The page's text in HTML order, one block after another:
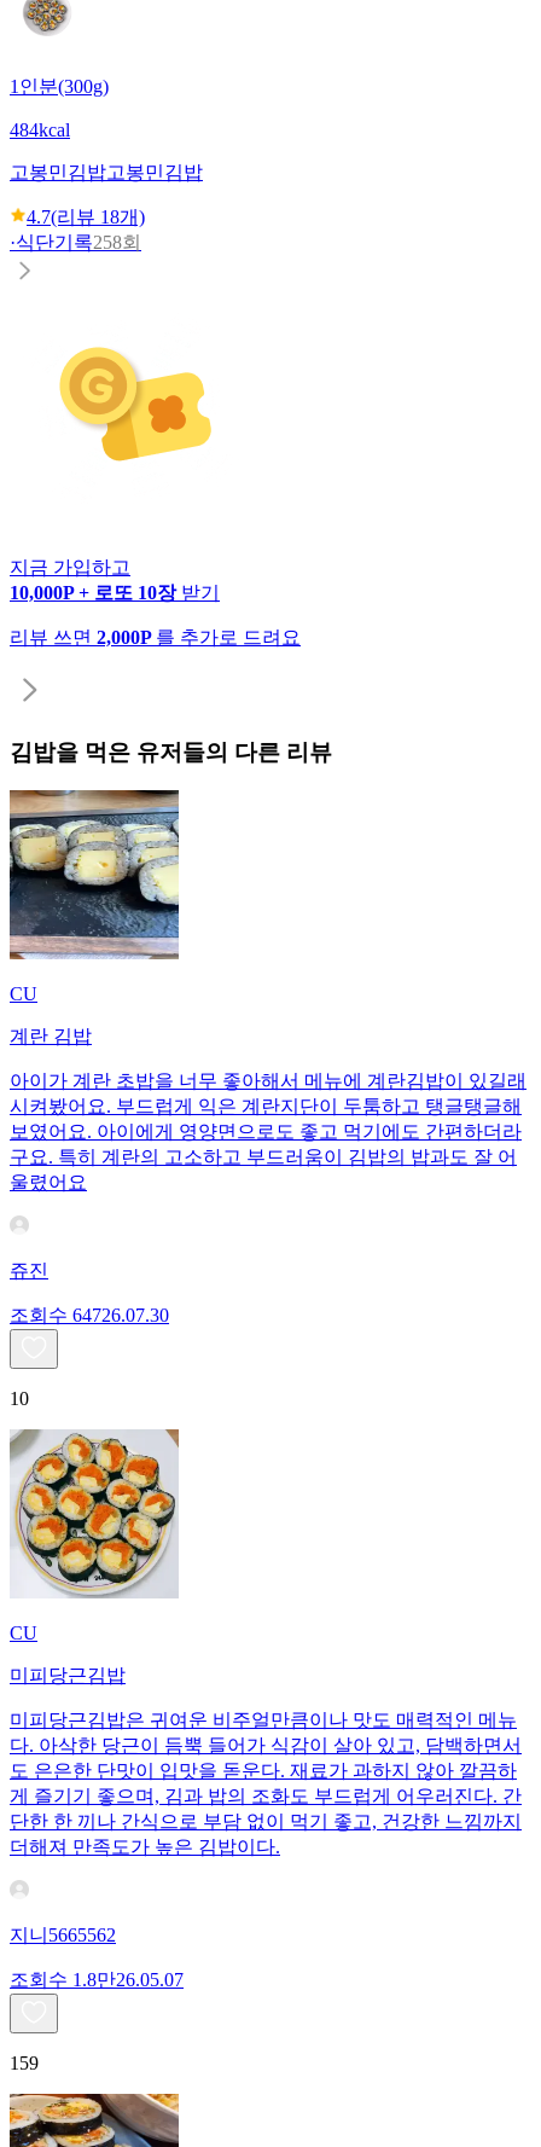
1인분(300g)
484kcal
고봉민김밥고봉민김밥
4.7(리뷰 18개)
·식단기록258회
지금 가입하고
10,000P + 로또 10장 받기
리뷰 쓰면 2,000P 를 추가로 드려요
김밥을 먹은 유저들의 다른 리뷰
CU
계란 김밥
아이가 계란 초밥을 너무 좋아해서 메뉴에 계란김밥이 있길래
시켜봤어요. 부드럽게 익은 계란지단이 두툼하고 탱글탱글해
보였어요. 아이에게 영양면으로도 좋고 먹기에도 간편하더라
구요. 특히 계란의 고소하고 부드러움이 김밥의 밥과도 잘 어
울렸어요
쥬진
조회수 64726.07.30
10
CU
미피당근김밥
미피당근김밥은 귀여운 비주얼만큼이나 맛도 매력적인 메뉴
다. 아삭한 당근이 듬뿍 들어가 식감이 살아 있고, 담백하면서
도 은은한 단맛이 입맛을 돋운다. 재료가 과하지 않아 깔끔하
게 즐기기 좋으며, 김과 밥의 조화도 부드럽게 어우러진다. 간
단한 한 끼나 간식으로 부담 없이 먹기 좋고, 건강한 느낌까지
더해져 만족도가 높은 김밥이다.
지니5665562
조회수 1.8만26.05.07
159